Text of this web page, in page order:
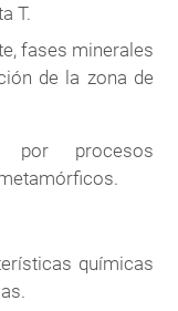
T.
fases minerales
de la zona de
procesos
químicas